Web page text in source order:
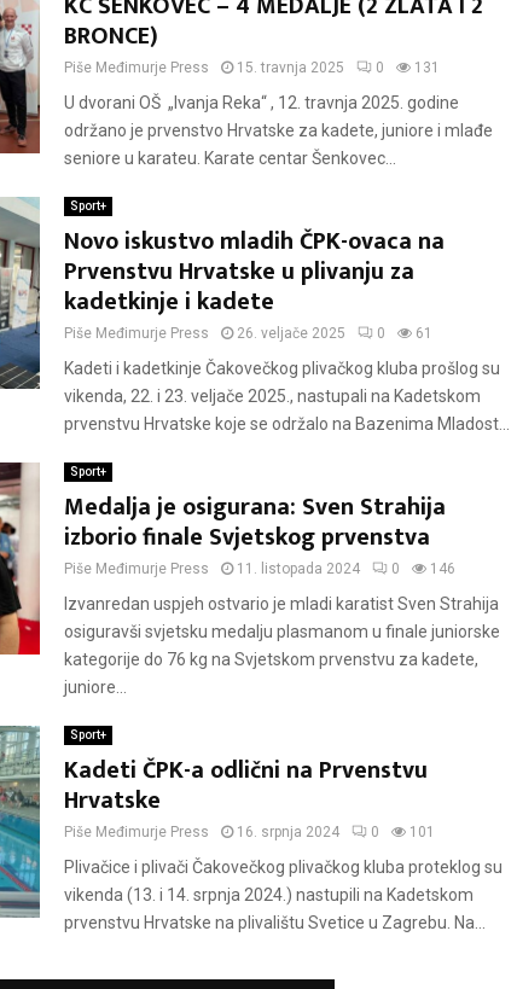
BRONCE)
Piše Međimurje Press 15. travnja 2025 0 131
U dvorani OŠ „Ivanja Reka“ , 12. travnja 2025. godine
održano je prvenstvo Hrvatske za kadete, juniore i mlađe
seniore u karateu. Karate centar Šenkovec...
Sport+
Novo iskustvo mladih ČPK-ovaca na
Prvenstvu Hrvatske u plivanju za
kadetkinje i kadete
Piše Međimurje Press 26. veljače 2025 0 61
Kadeti i kadetkinje Čakovečkog plivačkog kluba prošlog su
vikenda, 22. i 23. veljače 2025., nastupali na Kadetskom
prvenstvu Hrvatske koje se održalo na Bazenima Mladost...
Sport+
Medalja je osigurana: Sven Strahija
izborio finale Svjetskog prvenstva
Piše Međimurje Press 11. listopada 2024 0 146
Izvanredan uspjeh ostvario je mladi karatist Sven Strahija
osiguravši svjetsku medalju plasmanom u finale juniorske
kategorije do 76 kg na Svjetskom prvenstvu za kadete,
juniore...
Sport+
Kadeti ČPK-a odlični na Prvenstvu
Hrvatske
Piše Međimurje Press 16. srpnja 2024 0 101
Plivačice i plivači Čakovečkog plivačkog kluba proteklog su
vikenda (13. i 14. srpnja 2024.) nastupili na Kadetskom
prvenstvu Hrvatske na plivalištu Svetice u Zagrebu. Na...